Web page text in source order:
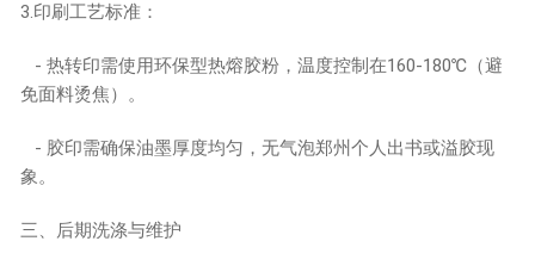
3.印刷工艺标准：
- 热转印需使用环保型热熔胶粉，温度控制在160-180℃（避
免面料烫焦）。
- 胶印需确保油墨厚度均匀，无气泡郑州个人出书或溢胶现
象。
三、后期洗涤与维护